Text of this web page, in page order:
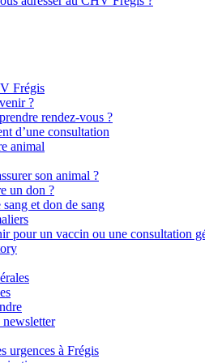
Frégis
?
rendez-vous ?
d’une consultation
animal
son animal ?
un don ?
et don de sang
pour un vaccin ou une consultation
urgences à Frégis